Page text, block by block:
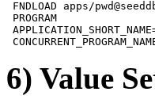
FNDLOAD apps/
PROGRAM
6) Value